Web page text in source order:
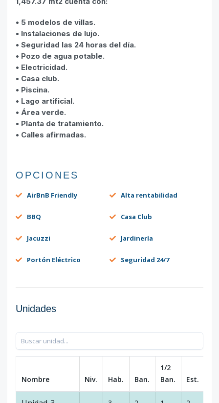
• 5 modelos de villas.
• Instalaciones de lujo.
• Seguridad las 24 horas del día.
• Pozo de agua potable.
• Electricidad.
• Casa club.
• Piscina.
• Lago artificial.
• Área verde.
• Planta de tratamiento.
• Calles afirmadas.
OPCIONES
AirBnB Friendly Alta rentabilidad
BBQ Casa Club
Jacuzzi Jardinería
Portón Eléctrico Seguridad 24/7
Unidades
Nombre Niv. Hab. Ban.
1/2
Ban.
Est.